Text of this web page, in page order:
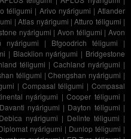
téligumi | Arivo nyárigumi |Atlander
|Atlas nyárigumi |Atturo téligumi |
nyárigumi |Avon téligumi |Avon
nyárigumi | Bfgoodrich téligumi |
| Blacklion nyárigumi | Bridgestone
téligumi | Cachland nyárigumi |
téligumi |Chengshan nyárigumi |
| Compasal téligumi |Compasal
nyárigumi | Cooper téligumi |
Davanti nyárigumi | Dayton téligumi |
Debica nyárigumi | Delinte téligumi |
nyárigumi | Dunlop téligumi |